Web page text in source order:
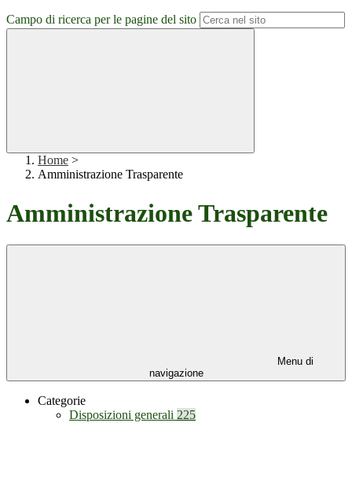
Campo di ricerca per le pagine del sito
Home >
Amministrazione Trasparente
Amministrazione Trasparente
Menu di
navigazione
Categorie
Disposizioni generali 225